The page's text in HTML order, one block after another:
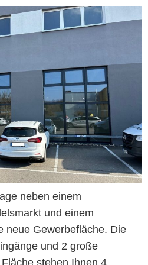
neben einem
und einem
neue Gewerbefläche. Die
und 2 große
stehen Ihnen 4